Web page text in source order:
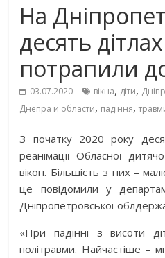
На
десять
потрапили
03.07.2020 вікна, діти,
Днепра и области, падіння,
З початку 2020 року
реанімації Обласної
вікон. Більшість з них –
це повідомили у
Дніпропетровської
«При падінні з висоти
політравми. Найчастіше –